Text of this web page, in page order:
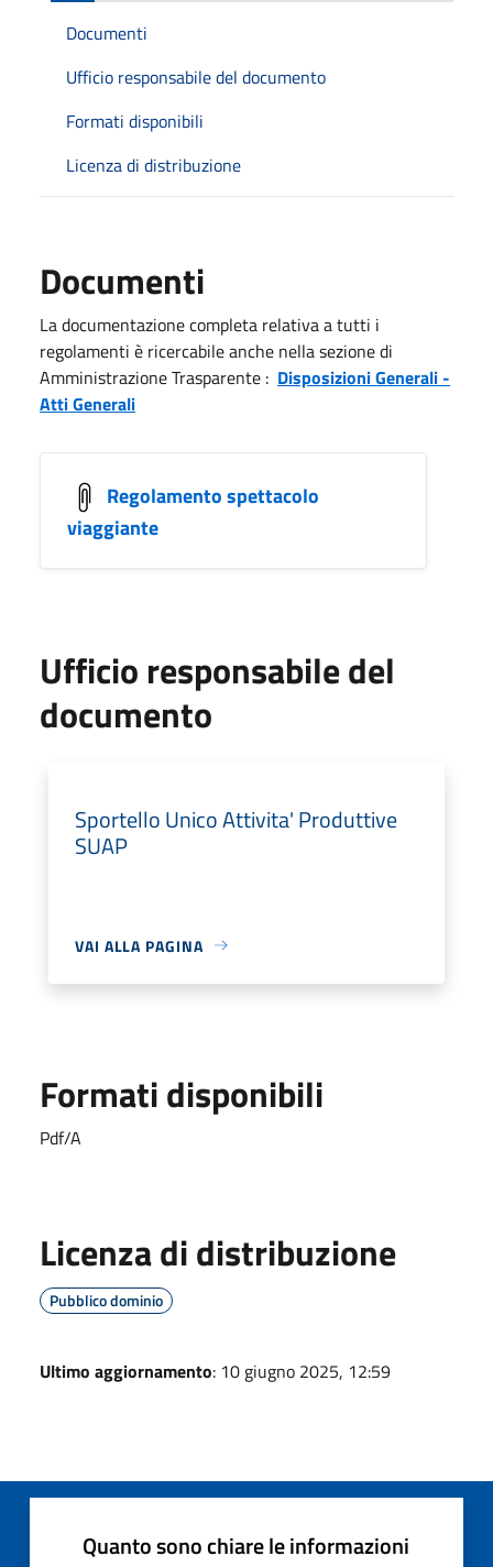
Documenti
Ufficio responsabile del documento
Formati disponibili
Licenza di distribuzione
Documenti
La documentazione completa relativa a tutti i
regolamenti è ricercabile anche nella sezione di
Amministrazione Trasparente : Disposizioni Generali -
Atti Generali
Regolamento spettacolo
viaggiante
Ufficio responsabile del
documento
Sportello Unico Attivita' Produttive
SUAP
VAI ALLA PAGINA
Formati disponibili
Pdf/A
Licenza di distribuzione
Pubblico dominio
Ultimo aggiornamento: 10 giugno 2025, 12:59
Quanto sono chiare le informazioni